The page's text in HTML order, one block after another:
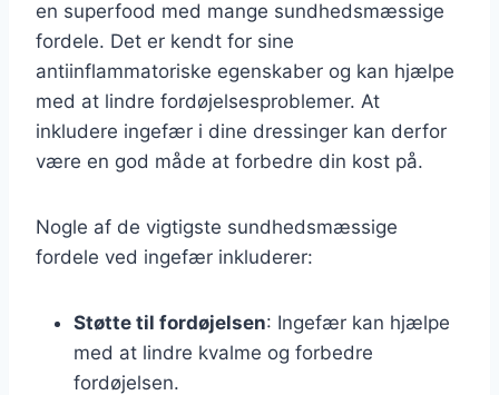
en superfood med mange sundhedsmæssige
fordele. Det er kendt for sine
antiinflammatoriske egenskaber og kan hjælpe
med at lindre fordøjelsesproblemer. At
inkludere ingefær i dine dressinger kan derfor
være en god måde at forbedre din kost på.
Nogle af de vigtigste sundhedsmæssige
fordele ved ingefær inkluderer:
Støtte til fordøjelsen: Ingefær kan hjælpe
med at lindre kvalme og forbedre
fordøjelsen.